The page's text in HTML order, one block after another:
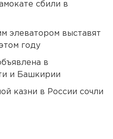
сбили в
элеватором выставят
году
в
и Башкирии
казни в России сочли